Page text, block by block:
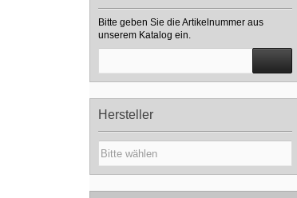
Bitte geben Sie die Artikelnummer aus
unserem Katalog ein.
Hersteller